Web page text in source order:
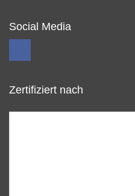
Social Media
Zertifiziert nach